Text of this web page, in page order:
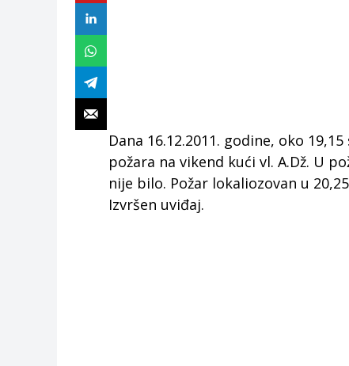
Dana 16.12.2011. godine, oko
požara na vikend kući vl. A.Dž. U
nije bilo. Požar lokaliozovan u
Izvršen uviđaj.